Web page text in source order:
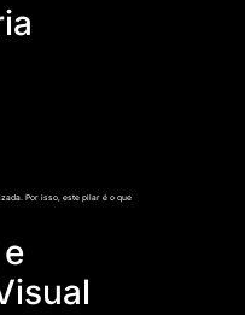
Por isso, este pilar é o que